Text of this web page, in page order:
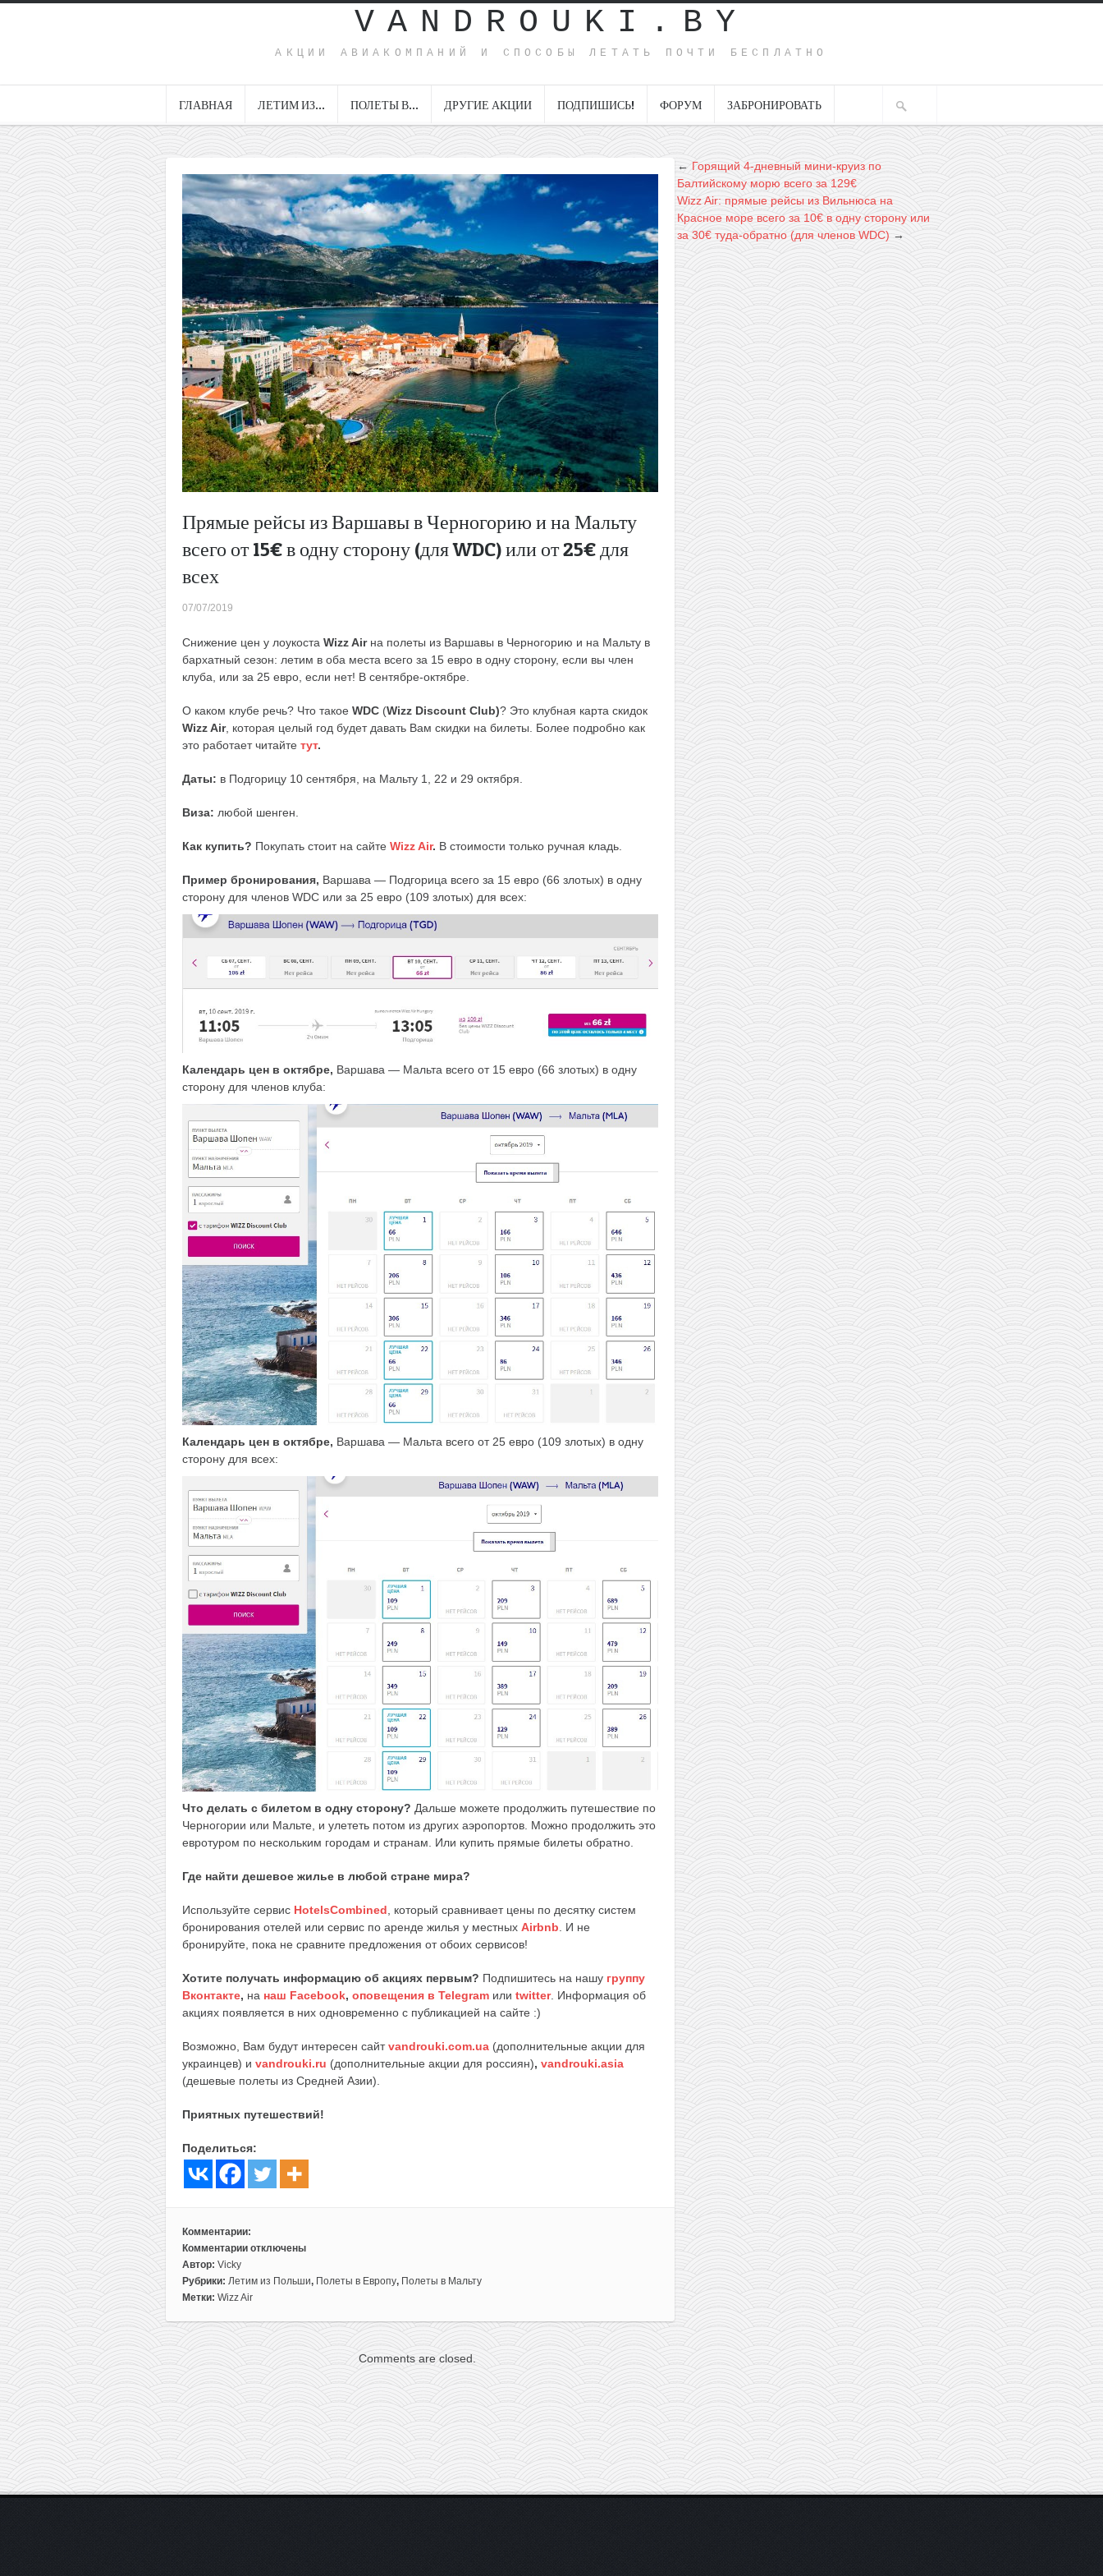
VANDROUKI.BY
АКЦИИ АВИАКОМПАНИЙ И СПОСОБЫ ЛЕТАТЬ ПОЧТИ БЕСПЛАТНО
ГЛАВНАЯ ЛЕТИМ ИЗ… ПОЛЕТЫ В… ДРУГИЕ АКЦИИ ПОДПИШИСЬ! ФОРУМ ЗАБРОНИРОВАТЬ
Прямые рейсы из Варшавы в Черногорию и на Мальту
всего от 15€ в одну сторону (для WDC) или от 25€ для
всех
07/07/2019
Снижение цен у лоукоста Wizz Airна полеты из Варшавы в Черногорию и на Мальту в
бархатный сезон: летим в оба места всего за 15 евро в одну сторону, если вы член
клуба, или за 25 евро, если нет! В сентябре-октябре.
О каком клубе речь? Что такое WDC (Wizz Discount Club)? Это клубная карта скидок
Wizz Air, которая целый год будет давать Вам скидки на билеты. Более подробно как
это работает читайте тут.
Даты: в Подгорицу 10 сентября, на Мальту 1, 22 и 29 октября.
Виза: любой шенген.
Как купить? Покупать стоит на сайте Wizz Air. В стоимости только ручная кладь.
Пример бронирования, Варшава — Подгорица всего за 15 евро (66 злотых) в одну
сторону для членов WDC или за 25 евро (109 злотых) для всех:
Календарь цен в октябре, Варшава — Мальта всего от 15 евро (66 злотых) в одну
сторону для членов клуба:
Календарь цен в октябре, Варшава — Мальта всего от 25 евро (109 злотых) в одну
сторону для всех:
Что делать с билетом в одну сторону? Дальше можете продолжить путешествие по
Черногории или Мальте, и улететь потом из других аэропортов. Можно продолжить это
евротуром по нескольким городам и странам. Или купить прямые билеты обратно.
Где найти дешевое жилье в любой стране мира?
Используйте сервис HotelsCombined , который сравнивает цены по десятку систем
бронирования отелей или сервис по аренде жилья у местных Airbnb . И не
бронируйте, пока не сравните предложения от обоих сервисов!
Хотите получать информацию об акциях первым? Подпишитесь на нашу группу
Вконтакте, на наш Facebook, оповещения в Telegram или twitter. Информация об
акциях появляется в них одновременно с публикацией на сайте :)
Возможно, Вам будут интересен сайтvandrouki.com.ua (дополнительные акции для
украинцев) и vandrouki.ru (дополнительные акции для россиян), vandrouki.asia
(дешевые полеты из Средней Азии).
Приятных путешествий!
Поделиться:
Комментарии:
Комментарии
к
записи
Прямые
Варшавы
Черногорию
и
на
всего
в
отключены
Автор: Vicky
Рубрики: Летим из Польши, Полеты в Европу, Полеты в Мальту
Метки: Wizz Air
Comments are closed.
←Горящий 4-дневный мини-круиз по
Балтийскому морю всего за 129€
Wizz Air: прямые рейсы из Вильнюса на
Красное море всего за 10€ в одну сторону или
за 30€ туда-обратно (для членов WDC) →